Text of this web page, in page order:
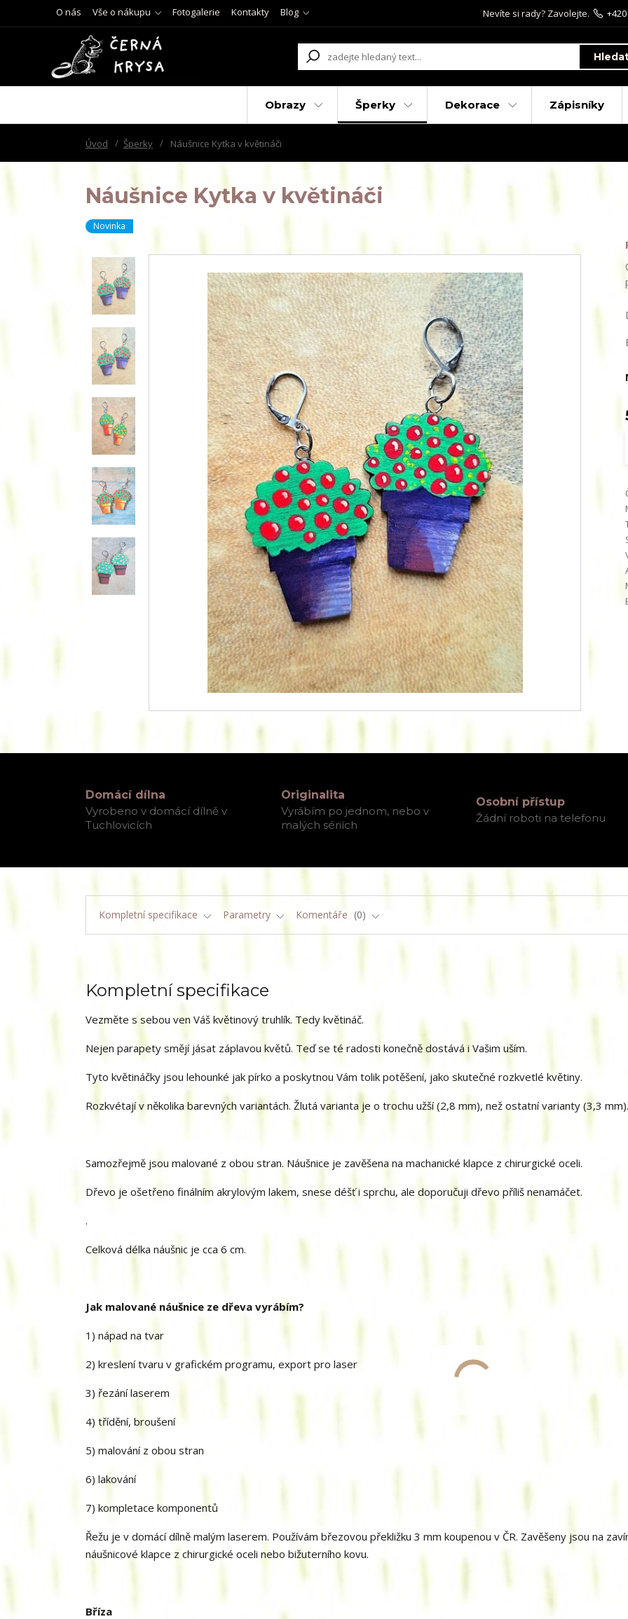
O nás Vše o nákupu Fotogalerie Kontakty Blog Nevíte si rady? Zavolejte.
Obrazy Šperky Dekorace Zápisníky
Úvod Šperky Náušnice Kytka v květináči
Náušnice Kytka v květináči
Novinka
Domácí dílna
Vyrobeno v domácí dílně v
Tuchlovicích
Originalita
Vyrábím po jednom, nebo v
malých sériích
Osobní přístup
Žádní roboti na telefonu
Kompletní specifikace Parametry Komentáře 0
Kompletní specifikace
Vezměte s sebou ven Váš květinový truhlík. Tedy květináč.
Nejen parapety smějí jásat záplavou květů. Teď se té radosti konečně dostává i Vašim uším.
Tyto květináčky jsou lehounké jak pírko a poskytnou Vám tolik potěšení, jako skutečné rozkvetlé květiny.
Rozkvétají v několika barevných variantách. Žlutá varianta je o trochu užší (2,8 mm), než ostatní varianty (3,3 mm).
Samozřejmě jsou malované z obou stran. Náušnice je zavěšena na machanické klapce z chirurgické oceli.
Dřevo je ošetřeno finálním akrylovým lakem, snese déšť i sprchu, ale doporučuji dřevo příliš nenamáčet.
.
Celková délka náušnic je cca 6 cm.
Jak malované náušnice ze dřeva vyrábím?
1) nápad na tvar
2) kreslení tvaru v grafickém programu, export pro laser
3) řezání laserem
4) třídění, broušení
5) malování z obou stran
6) lakování
7) kompletace komponentů
Řežu je v domácí dílně malým laserem. Používám březovou překližku 3 mm koupenou v ČR. Zavěšeny jsou na
náušnicové klapce z chirurgické oceli nebo bižuterního kovu.
Bříza